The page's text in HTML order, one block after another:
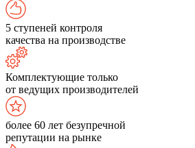
5 ступеней контроля
качества на производстве
Комплектующие только
от ведущих производителей
более 60 лет безупречной
репутации на рынке